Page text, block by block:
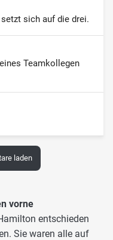
sich auf die drei.
Teamkollegen
laden
vorne
entschieden
Sie waren alle auf